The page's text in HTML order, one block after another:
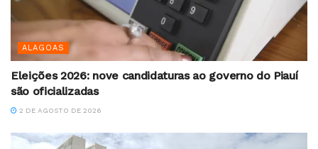
ALAGOAS
Eleições 2026: nove candidaturas ao governo do Piauí
são oficializadas
2 DE AGOSTO DE 2026